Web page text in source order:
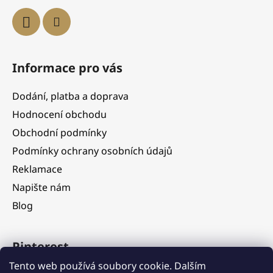
Tento web používá soubory cookie. Dalším
Informace pro vás
Dodání, platba a doprava
Hodnocení obchodu
Obchodní podmínky
Podmínky ochrany osobních údajů
Reklamace
Napište nám
Blog
Pinterest